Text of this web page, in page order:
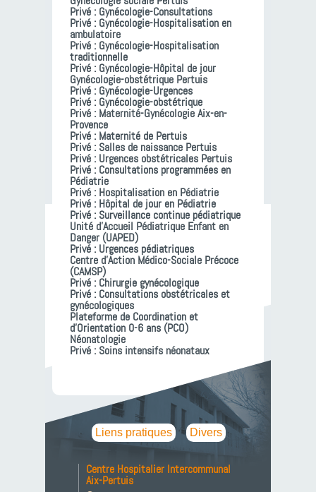
Privé : Gynécologie-Consultations
Privé : Gynécologie-Hospitalisation en
ambulatoire
Privé : Gynécologie-Hospitalisation
traditionnelle
Privé : Gynécologie-Hôpital de jour
Gynécologie-obstétrique Pertuis
Privé : Gynécologie-Urgences
Privé : Gynécologie-obstétrique
Privé : Maternité-Gynécologie Aix-en-
Provence
Privé : Maternité de Pertuis
Privé : Salles de naissance Pertuis
Privé : Urgences obstétricales Pertuis
Privé : Consultations programmées en
Pédiatrie
Privé : Hospitalisation en Pédiatrie
Privé : Hôpital de jour en Pédiatrie
Privé : Surveillance continue pédiatrique
Unité d’Accueil Pédiatrique Enfant en
Danger (UAPED)
Privé : Urgences pédiatriques
Centre d’Action Médico-Sociale Précoce
(CAMSP)
Privé : Chirurgie gynécologique
Privé : Consultations obstétricales et
gynécologiques
Plateforme de Coordination et
d’Orientation 0-6 ans (PCO)
Néonatologie
Privé : Soins intensifs néonataux
Liens pratiques Divers
Centre Hospitalier Intercommunal
Aix-Pertuis